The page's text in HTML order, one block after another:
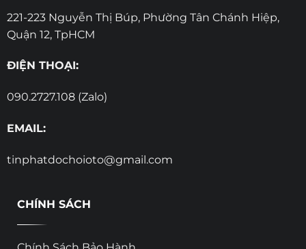
221-223 Nguyễn Thị Búp, Phường Tân Chánh Hiệp,
Quận 12, TpHCM
ĐIỆN THOẠI:
090.2727.108 (Zalo)
EMAIL:
tinphatdochoioto@gmail.com
CHÍNH SÁCH